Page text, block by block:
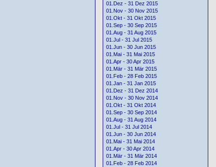
01.Dez - 31 Dez 2015
01.Nov - 30 Nov 2015
01.Okt - 31 Okt 2015
01.Sep - 30 Sep 2015
01.Aug - 31 Aug 2015
01.Jul - 31 Jul 2015
01.Jun - 30 Jun 2015
01.Mai - 31 Mai 2015
01.Apr - 30 Apr 2015
01.Mär - 31 Mär 2015
01.Feb - 28 Feb 2015
01.Jan - 31 Jan 2015
01.Dez - 31 Dez 2014
01.Nov - 30 Nov 2014
01.Okt - 31 Okt 2014
01.Sep - 30 Sep 2014
01.Aug - 31 Aug 2014
01.Jul - 31 Jul 2014
01.Jun - 30 Jun 2014
01.Mai - 31 Mai 2014
01.Apr - 30 Apr 2014
01.Mär - 31 Mär 2014
01.Feb - 28 Feb 2014